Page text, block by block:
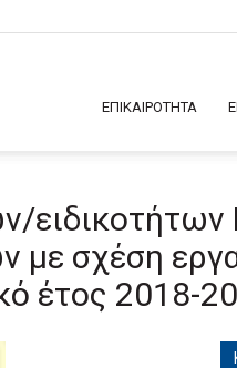
ΕΠΙΚΑΙΡΟΤΗΤΑ
ειδικοτήτων
σχέση
έτος 2018-